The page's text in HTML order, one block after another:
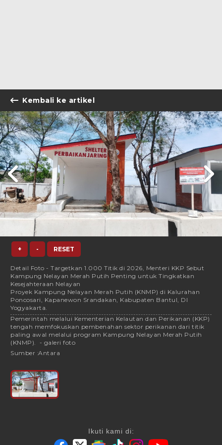
Kembali ke artikel
+ - RESET
Detail Foto - Targetkan 1.000 Titik di 2026, Menteri KKP Sebut
Kampung Nelayan Merah Putih Penting untuk Tingkatkan
Kesejahteraan Nelayan
Proyek Kampung Nelayan Merah Putih (KNMP) di Kalurahan
Poncosari, Kapanewon Srandakan, Kabupaten Bantul, DI
Yogyakarta.
Pemerintah melalui Kementerian Kelautan dan Perikanan (KKP)
tengah memfokuskan pembenahan sektor perikanan dari titik
paling awal melalui program Kampung Nelayan Merah Putih
(KNMP). - galeri foto
Sumber :Antara
Ikuti kami di: